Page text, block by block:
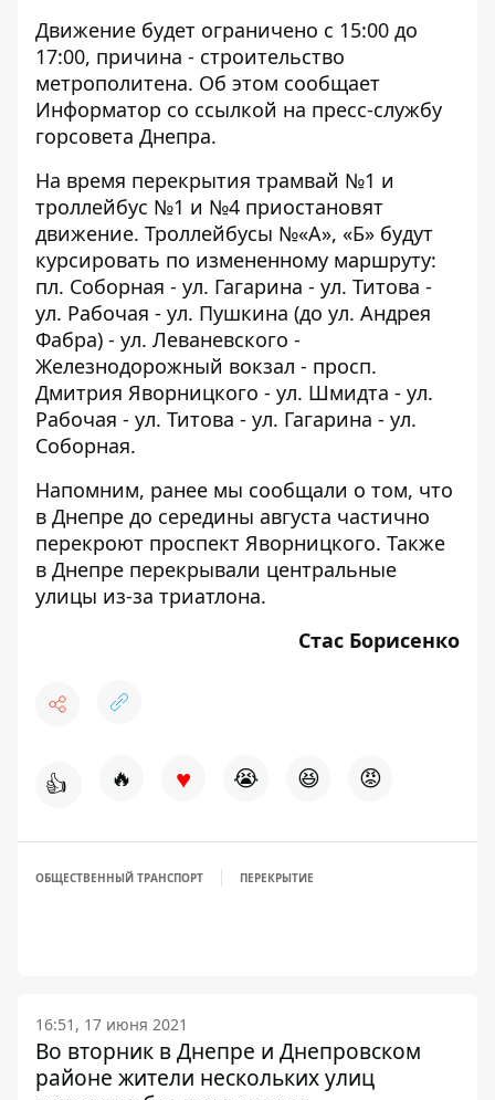
Движение будет ограничено с 15:00 до
17:00, причина - строительство
метрополитена. Об этом сообщает
Информатор со ссылкой на пресс-службу
горсовета Днепра.
На время перекрытия трамвай №1 и
троллейбус №1 и №4 приостановят
движение. Троллейбусы №«А», «Б» будут
курсировать по измененному маршруту:
пл. Соборная - ул. Гагарина - ул. Титова -
ул. Рабочая - ул. Пушкина (до ул. Андрея
Фабра) - ул. Леваневского -
Железнодорожный вокзал - просп.
Дмитрия Яворницкого - ул. Шмидта - ул.
Рабочая - ул. Титова - ул. Гагарина - ул.
Соборная.
Напомним, ранее мы сообщали о том, что
в Днепре до середины августа частично
перекроют проспект Яворницкого. Также
в Днепре перекрывали центральные
улицы из-за триатлона.
Стас Борисенко
👍 🔥 ♥ 😭 😆 😡
ОБЩЕСТВЕННЫЙ ТРАНСПОРТ ПЕРЕКРЫТИЕ
16:51, 17 июня 2021
Во вторник в Днепре и Днепровском
районе жители нескольких улиц